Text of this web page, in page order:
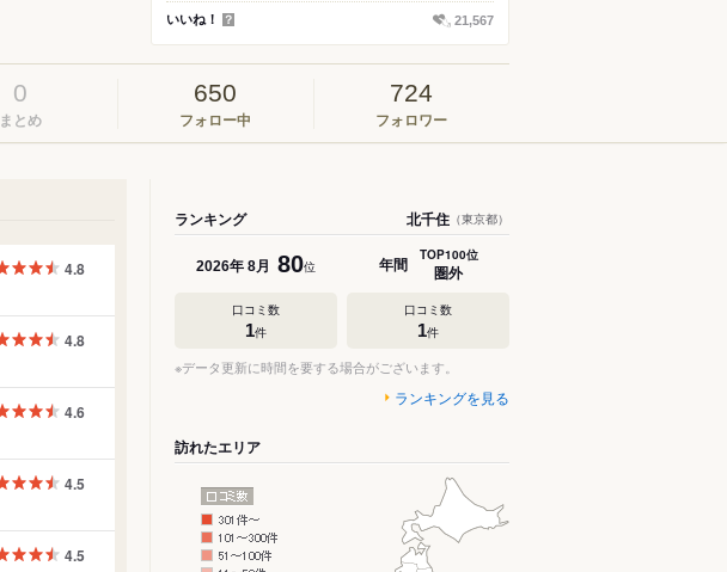
いいね！ ？ 21,567
0
まとめ
650
フォロー中
724
フォロワー
4.8
4.8
4.6
4.5
4.5
ランキング 北千住 （東京都）
2026年 8月 80位
口コミ数
1件
年間 TOP100位
圏外
口コミ数
1件
※データ更新に時間を要する場合がございます。
ランキングを見る
訪れたエリア